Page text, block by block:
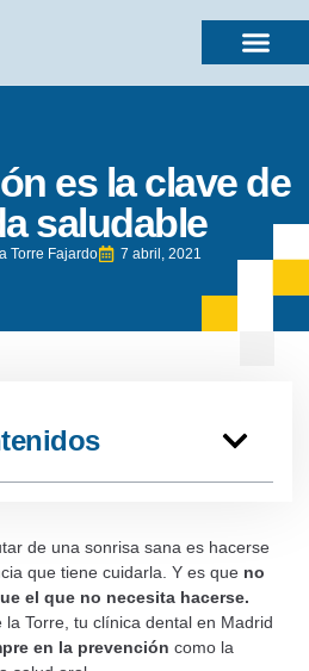
es la clave de
saludable
Torre Fajardo 7 abril, 2021
de una sonrisa sana es hacerse
que tiene cuidarla. Y es que no
el que no necesita hacerse.
Torre, tu clínica dental en Madrid
en la prevención como la